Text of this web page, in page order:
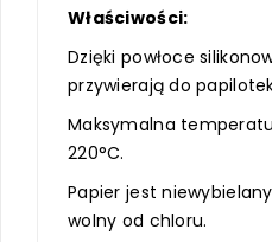
Właściwości:
Dzięki powłoce
przywierają do
Maksymalna
220°C.
Papier jest
wolny od chloru.